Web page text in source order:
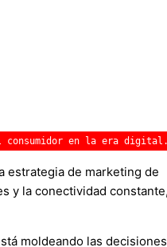
en la era
estrategia de marketing de
y la conectividad constante,
moldeando las decisiones